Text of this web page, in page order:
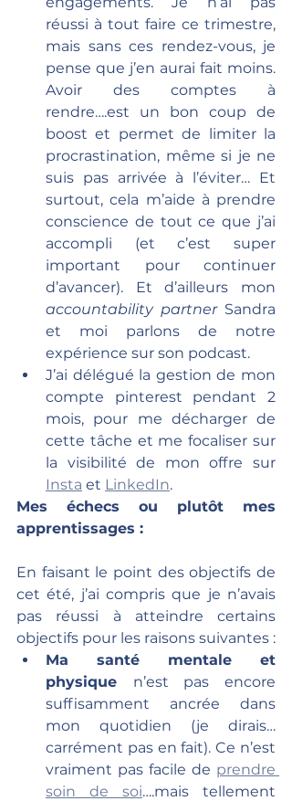
réussi à tout faire ce trimestre,
mais sans ces rendez-vous, je
pense que j’en aurai fait moins.
Avoir des comptes à
rendre….est un bon coup de
boost et permet de limiter la
procrastination, même si je ne
suis pas arrivée à l’éviter… Et
surtout, cela m’aide à prendre
conscience de tout ce que j’ai
accompli (et c’est super
important pour continuer
accountability partner Sandra
et moi parlons de notre
expérience sur son podcast.
J’ai délégué la gestion de mon
compte pinterest pendant 2
mois, pour me décharger de
cette tâche et me focaliser sur
Insta et LinkedIn.
Mes échecs ou plutôt mes
apprentissages :
En faisant le point des objectifs de
cet été, j’ai compris que je n’avais
pas réussi à atteindre certains
objectifs pour les raisons suivantes :
Ma santé mentale et
physique n’est pas encore
suffisamment ancrée dans
mon quotidien (je dirais…
carrément pas en fait). Ce n’est
vraiment pas facile de prendre
soin de soi….mais tellement